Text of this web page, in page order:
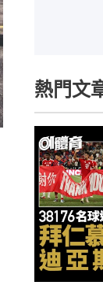
熱門文